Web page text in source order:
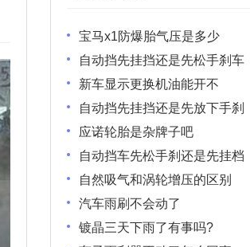
宝马x1防爆胎气压是多少
自动挡先挂挡还是先松手刹车
新车显示更换机油能开不
自动挡先挂挡还是先放下手刹
应诺轮胎是杂牌子吧
自动挡车先松手刹还是先挂档
自然吸气和涡轮增压的区别
汽车雨刷不会动了
镀晶三天下雨了有事吗?